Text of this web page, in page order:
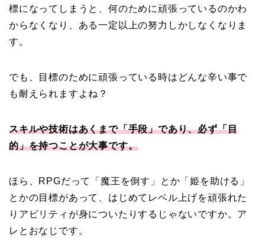
標になってしまうと、何のために頑張っているのかわ
からなくなり、ある一定以上の努力しかしなくなりま
す。
でも、目標のために頑張っている時はどんな辛い事で
も耐えられますよね？
スキルや技術はあくまで「手段」であり、必ず「目
的」を持つことが大事です。
ほら、RPGだって「魔王を倒す」とか「姫を助ける」
とかの目標があって、はじめてレベル上げを頑張れた
りアビリティが身についたりするじゃないですか。ア
レとおなじです。